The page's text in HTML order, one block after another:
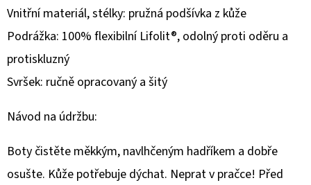
Vnitřní materiál, stélky: pružná podšívka z kůže
Podrážka: 100% flexibilní Lifolit®, odolný proti oděru a
protiskluzný
Svršek: ručně opracovaný a šitý
Návod na údržbu:
Boty čistěte měkkým, navlhčeným hadříkem a dobře
osušte. Kůže potřebuje dýchat. Neprat v pračce! Před